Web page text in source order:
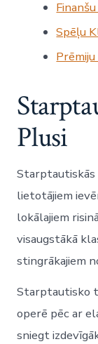
Spēļu
Plusi
Starptautiskās
lietotājiem
lokālajiem
visaugstākā
stingrākajiem
Starptautisko
operē pēc ar
sniegt